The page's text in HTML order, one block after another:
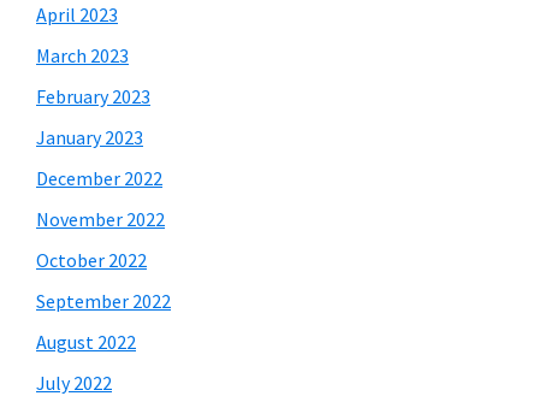
April 2023
March 2023
February 2023
January 2023
December 2022
November 2022
October 2022
September 2022
August 2022
July 2022